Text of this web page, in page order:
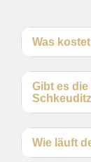
Was
Gibt es
Wie läuft